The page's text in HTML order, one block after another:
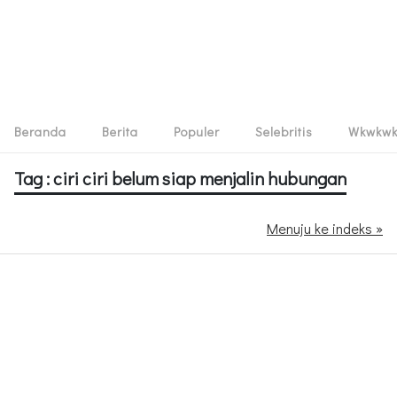
Beranda Berita Populer Selebritis Wkwkwk
Tag : ciri ciri belum siap menjalin hubungan
Menuju ke indeks »